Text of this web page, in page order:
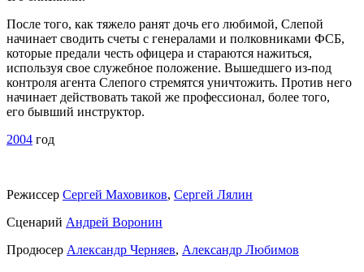
После того, как тяжело ранят дочь его любимой, Слепой
начинает сводить счеты с генералами и полковниками ФСБ,
которые предали честь офицера и стараются нажиться,
используя свое служебное положение. Вышедшего из-под
контроля агента Слепого стремятся уничтожить. Против него
начинает действовать такой же профессионал, более того,
его бывший инструктор.
2004 год
Режиссер Сергей Маховиков, Сергей Лялин
Сценарий Андрей Воронин
Продюсер Александр Черняев, Александр Любимов